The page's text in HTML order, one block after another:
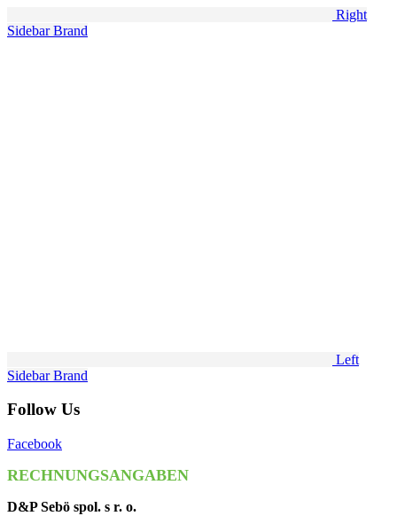
Right
Sidebar Brand
Left
Sidebar Brand
Follow Us
Facebook
RECHNUNGSANGABEN
D&P Sebö spol. s r. o.